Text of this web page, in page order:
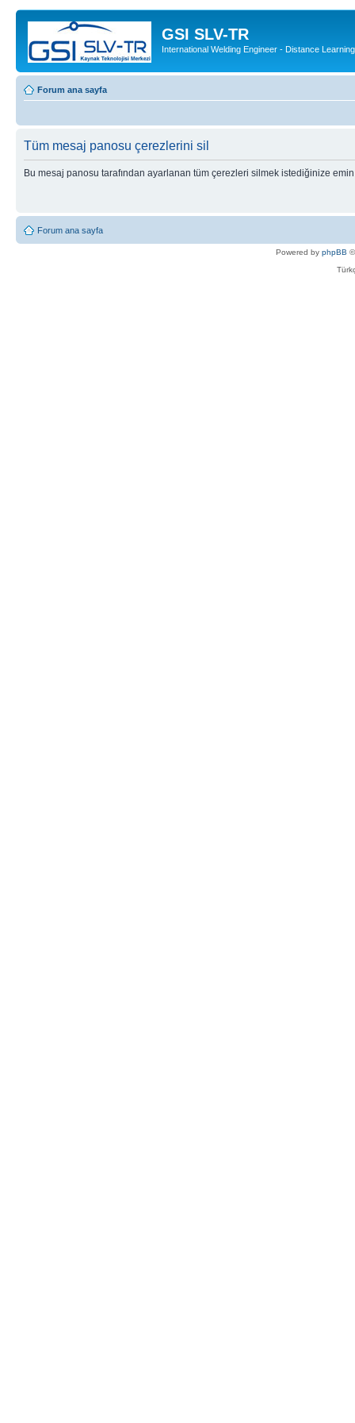
GSI SLV-TR
International Welding Engineer - Distance Learning
Forum ana sayfa
Tüm mesaj panosu çerezlerini sil
Bu mesaj panosu tarafından ayarlanan tüm çerezleri silmek istediğinize
Forum ana sayfa
Powered by phpBB